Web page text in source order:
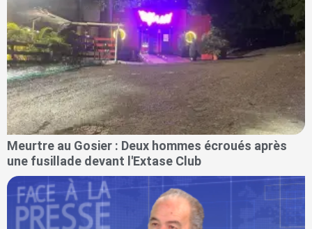
Meurtre au Gosier : Deux hommes écroués après
une fusillade devant l'Extase Club